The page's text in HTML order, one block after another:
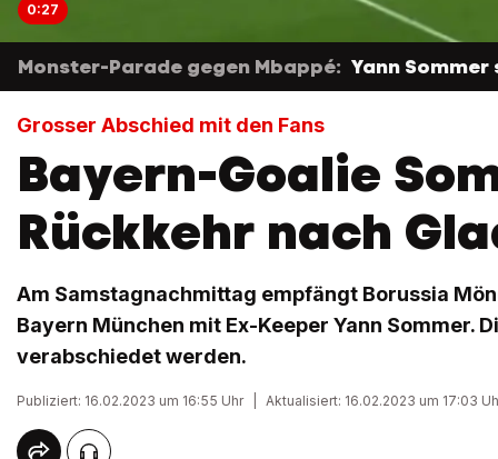
0:27
Monster-Parade gegen Mbappé: Yann
Grosser Abschied mit den Fans
Bayern-Goalie
Rückkehr nach
Am Samstagnachmittag empfängt Borussia
Bayern München mit Ex-Keeper Yann Sommer.
verabschiedet werden.
Publiziert: 16.02.2023 um 16:55 Uhr Aktualisiert: 16.02.2023 um 17:03